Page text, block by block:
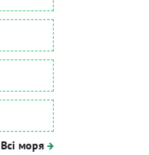
Всі моря